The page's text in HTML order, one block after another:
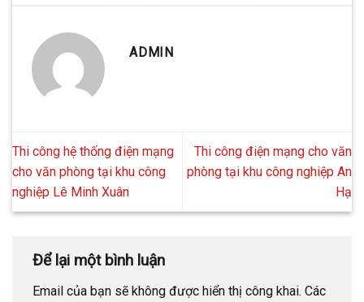
ADMIN
Thi công hệ thống điện mạng
cho văn phòng tại khu công
nghiệp Lê Minh Xuân
Thi công điện mạng cho văn
phòng tại khu công nghiệp An
Hạ
Để lại một bình luận
Email của bạn sẽ không được hiển thị công khai. Các